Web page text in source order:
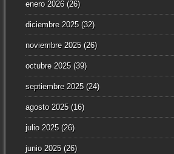
enero 2026(26)
diciembre 2025(32)
noviembre 2025(26)
octubre 2025(39)
septiembre 2025(24)
agosto 2025(16)
julio 2025(26)
junio 2025(26)